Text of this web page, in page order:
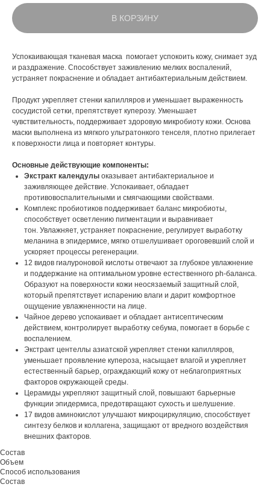
В КОРЗИНУ
Успокаивающая тканевая маска помогает успокоить кожу, снимает зуд
и раздражение. Способствует заживлению мелких воспалений,
устраняет покраснение и обладает антибактериальным действием.
Продукт укрепляет стенки капилляров и уменьшает выраженность
сосудистой сетки, препятствует куперозу. Уменьшает
чувствительность, поддерживает здоровую микробиоту кожи. Основа
маски выполнена из мягкого ультратонкого тенселя, плотно прилегает
к поверхности лица и повторяет контуры.
Основные действующие компоненты:
Экстракт календулы оказывает антибактериальное и
заживляющее действие. Успокаивает, обладает
противовоспалительными и смягчающими свойствами.
Комплекс пробиотиков поддерживает баланс микробиоты,
способствует осветлению пигментации и выравнивает
тон. Увлажняет, устраняет покраснение, регулирует выработку
меланина в эпидермисе, мягко отшелушивает ороговевший слой и
ускоряет процессы регенерации.
12 видов гиалуроновой кислоты отвечают за глубокое увлажнение
и поддержание на оптимальном уровне естественного ph-баланса.
Образуют на поверхности кожи неосязаемый защитный слой,
который препятствует испарению влаги и дарит комфортное
ощущение увлажненности на лице.
Чайное дерево успокаивает и обладает антисептическим
действием, контролирует выработку себума, помогает в борьбе с
воспалением.
Экстракт центеллы азиатской укрепляет стенки капилляров,
уменьшает проявление купероза, насыщает влагой и укрепляет
естественный барьер, ограждающий кожу от неблагоприятных
факторов окружающей среды.
Церамиды укрепляют защитный слой, повышают барьерные
функции эпидермиса, предотвращают сухость и шелушение.
17 видов аминокислот улучшают микроциркуляцию, способствует
синтезу белков и коллагена, защищают от вредного воздействия
внешних факторов.
Состав
Объем
Способ использования
Состав